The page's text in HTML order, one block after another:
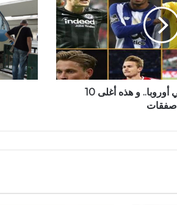
نهاية المركاتو في أوروبا.. و هذه أغلى 10
صفقات